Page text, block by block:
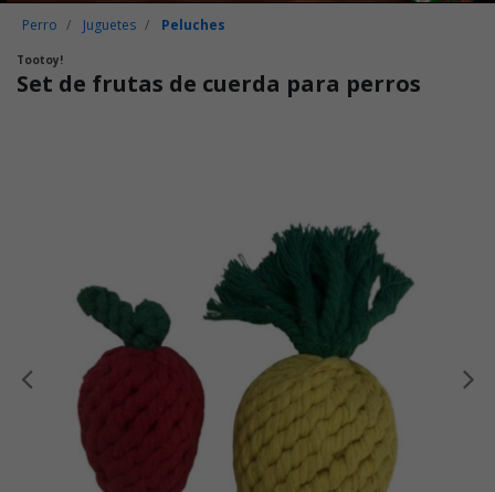
Perro Juguetes Peluches
Tootoy!
Set de frutas de cuerda para perros
Anterior